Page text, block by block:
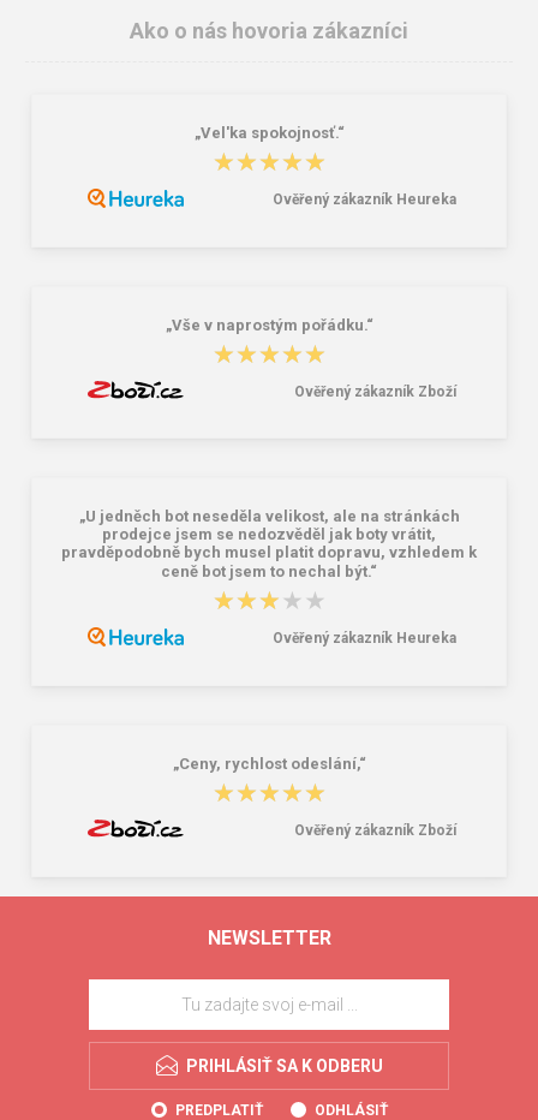
Ako o nás hovoria zákazníci
„Vel'ka spokojnosť.“
★★★★★
★★★★★
Ověřený zákazník Heureka
„Vše v naprostým pořádku.“
★★★★★
★★★★★
Ověřený zákazník Zboží
„U jedněch bot neseděla velikost, ale na stránkách
prodejce jsem se nedozvěděl jak boty vrátit,
pravděpodobně bych musel platit dopravu, vzhledem k
ceně bot jsem to nechal být.“
★★★★★
★★★★★
Ověřený zákazník Heureka
„Ceny, rychlost odeslání,“
★★★★★
★★★★★
Ověřený zákazník Zboží
NEWSLETTER
PRIHLÁSIŤ SA K ODBERU
PREDPLATIŤ ODHLÁSIŤ